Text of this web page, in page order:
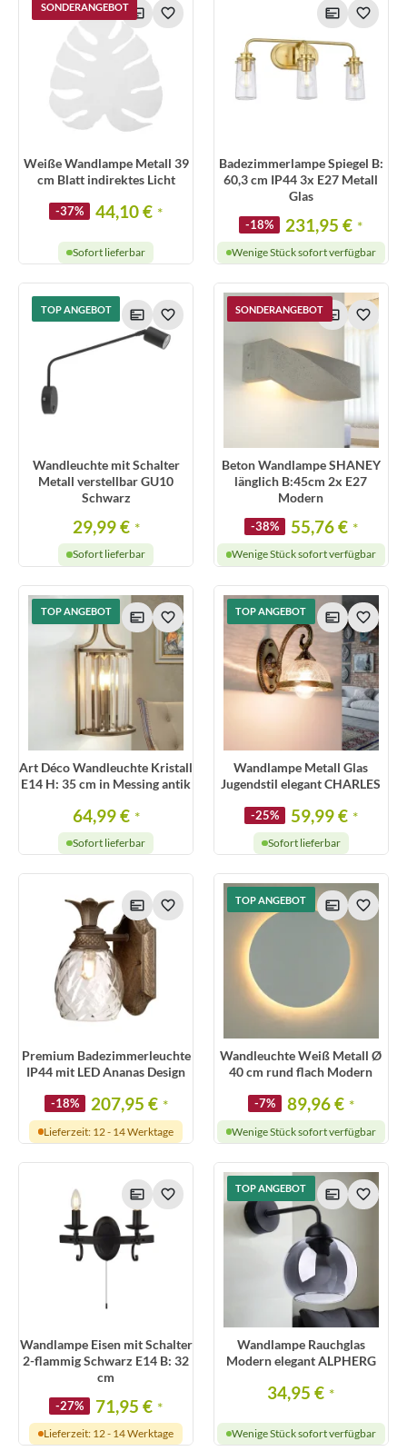
SONDERANGEBOT
Weiße Wandlampe Metall 39
cm Blatt indirektes Licht
-37% 44,10 € *
Sofort lieferbar
Badezimmerlampe Spiegel B:
60,3 cm IP44 3x E27 Metall
Glas
-18% 231,95 € *
Wenige Stück sofort verfügbar
TOP ANGEBOT
Wandleuchte mit Schalter
Metall verstellbar GU10
Schwarz
29,99 € *
Sofort lieferbar
SONDERANGEBOT
Beton Wandlampe SHANEY
länglich B:45cm 2x E27
Modern
-38% 55,76 € *
Wenige Stück sofort verfügbar
TOP ANGEBOT
Art Déco Wandleuchte Kristall
E14 H: 35 cm in Messing antik
64,99 € *
Sofort lieferbar
TOP ANGEBOT
Wandlampe Metall Glas
Jugendstil elegant CHARLES
-25% 59,99 € *
Sofort lieferbar
Premium Badezimmerleuchte
IP44 mit LED Ananas Design
-18% 207,95 € *
Lieferzeit: 12 - 14 Werktage
TOP ANGEBOT
Wandleuchte Weiß Metall Ø
40 cm rund flach Modern
-7% 89,96 € *
Wenige Stück sofort verfügbar
Wandlampe Eisen mit Schalter
2-flammig Schwarz E14 B: 32
cm
-27% 71,95 € *
Lieferzeit: 12 - 14 Werktage
TOP ANGEBOT
Wandlampe Rauchglas
Modern elegant ALPHERG
34,95 € *
Wenige Stück sofort verfügbar